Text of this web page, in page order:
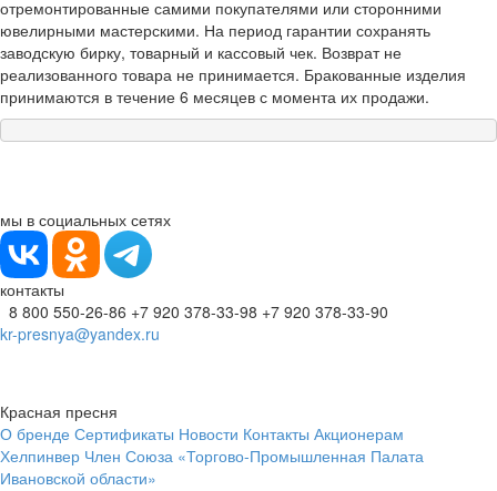
отремонтированные самими покупателями или сторонними
ювелирными мастерскими. На период гарантии сохранять
заводскую бирку, товарный и кассовый чек. Возврат не
реализованного товара не принимается. Бракованные изделия
принимаются в течение 6 месяцев с момента их продажи.
мы в социальных сетях
контакты
8 800 550-26-86 +7 920 378-33-98 +7 920 378-33-90
kr-presnya@yandex.ru
Красная пресня
О бренде Сертификаты Новости Контакты Акционерам
Хелпинвер Член Союза «Торгово-Промышленная Палата
Ивановской области»